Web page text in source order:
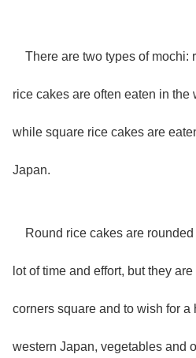
There are two types of mochi:
rice cakes are often eaten in the
while square rice cakes are
Japan.
Round rice cakes are rounded
lot of time and effort, but they
corners square and to wish for
western Japan, vegetables and